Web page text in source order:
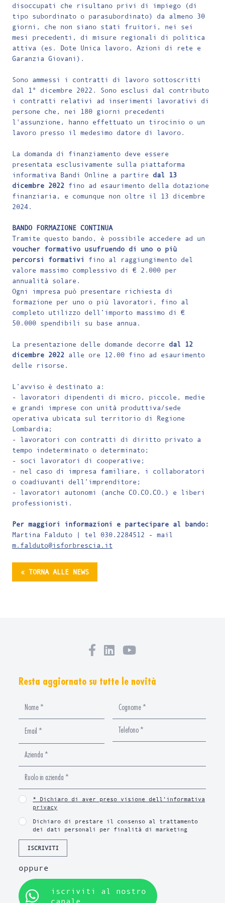
disoccupati che risultano privi di impiego (di
tipo subordinato o parasubordinato) da almeno 30
giorni, che non siano stati fruitori, nei sei
mesi precedenti, di misure regionali di politica
attiva (es. Dote Unica lavoro, Azioni di rete e
Garanzia Giovani).
Sono ammessi i contratti di lavoro sottoscritti
dal 1° dicembre 2022. Sono esclusi dal contributo
i contratti relativi ad inserimenti lavorativi di
persone che, nei 180 giorni precedenti
l'assunzione, hanno effettuato un tirocinio o un
lavoro presso il medesimo datore di lavoro.
La domanda di finanziamento deve essere
presentata esclusivamente sulla piattaforma
informativa Bandi Online a partire dal 13
dicembre 2022 fino ad esaurimento della dotazione
finanziaria, e comunque non oltre il 13 dicembre
2024.
BANDO FORMAZIONE CONTINUA
Tramite questo bando, è possibile accedere ad un
voucher formativo usufruendo di uno o più
percorsi formativi
fino al raggiungimento del
valore massimo complessivo di € 2.000 per
annualità solare.
Ogni impresa può presentare richiesta di
formazione per uno o più lavoratori, fino al
completo utilizzo dell’importo massimo di €
50.000 spendibili su base annua.
La presentazione delle domande decorre dal 12
dicembre 2022 alle ore 12.00 fino ad esaurimento
delle risorse.
L’avviso è destinato a:
- lavoratori dipendenti di micro, piccole, medie
e grandi imprese con unità produttiva/sede
operativa ubicata sul territorio di Regione
Lombardia;
- lavoratori con contratti di diritto privato a
tempo indeterminato o determinato;
- soci lavoratori di cooperative;
- nel caso di impresa familiare, i collaboratori
o coadiuvanti dell’imprenditore;
- lavoratori autonomi (anche CO.CO.CO.) e liberi
professionisti.
Per maggiori informazioni e partecipare al bando:
Martina Falduto | tel 030.2284512 - mail
m.falduto@isforbrescia.it
« TORNA ALLE NEWS
Resta aggiornato su tutte le novità
* Dichiaro di aver preso visione dell’informativa
privacy
Dichiaro di prestare il consenso al trattamento
dei dati personali per finalità di marketing
ISCRIVITI
oppure
iscriviti al nostro
canale